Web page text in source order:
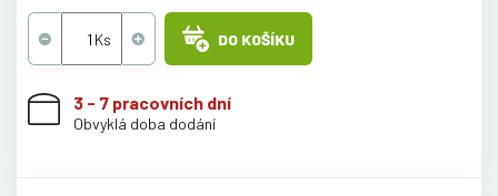
DO KOŠÍKU
3 - 7 pracovních dní
Obvyklá doba dodání